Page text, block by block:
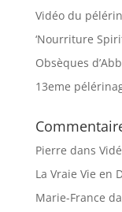
Vidéo du
‘Nourriture
Obsèques
13eme
Pierre dans
La Vraie Vie en
Marie-France